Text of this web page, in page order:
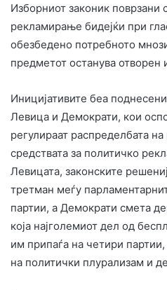
Изборниот законик поврзани
рекламирање бидејќи при
обезбедено потребното
предметот останува отворен
Иницијативите беа
Левица и Демократи, кои
регулираат распределбата
средствата за политичко
Левицата, законските
третман меѓу
партии, а Демократи смета
која најголемиот дел од
им припаѓа на четири
на политички плурализам и